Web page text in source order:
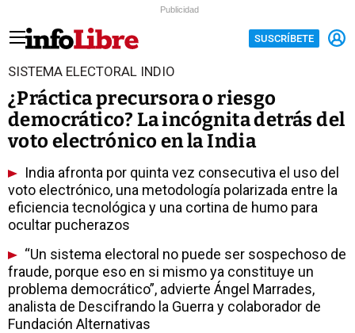
Publicidad
SUSCRÍBETE
SISTEMA ELECTORAL INDIO
¿Práctica precursora o riesgo
democrático? La incógnita detrás del
voto electrónico en la India
India afronta por quinta vez consecutiva el uso del
voto electrónico, una metodología polarizada entre la
eficiencia tecnológica y una cortina de humo para
ocultar pucherazos
“Un sistema electoral no puede ser sospechoso de
fraude, porque eso en si mismo ya constituye un
problema democrático”, advierte Ángel Marrades,
analista de Descifrando la Guerra y colaborador de
Fundación Alternativas